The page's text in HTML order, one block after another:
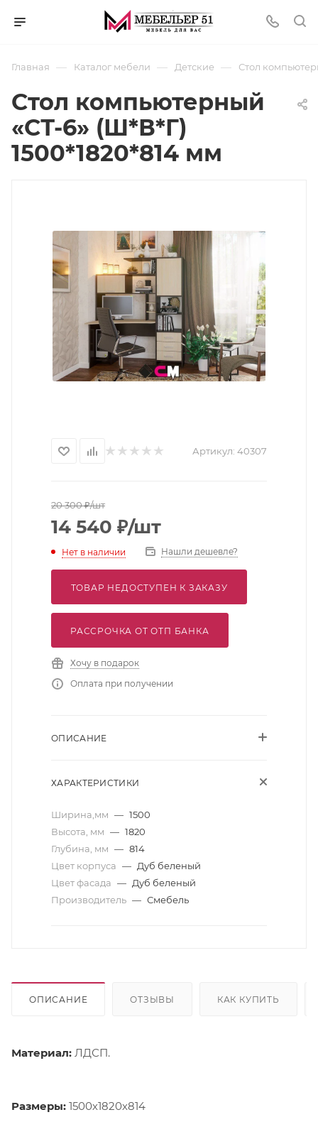
Главная — Каталог мебели — Детские — Стол
Стол компьютерный
«СТ-6» (Ш*В*Г)
1500*1820*814 мм
Артикул: 40307
20 300₽/шт
14 540 ₽/шт
Нет в наличии Нашли дешевле?
ТОВАР НЕДОСТУПЕН К ЗАКАЗУ
РАССРОЧКА ОТ ОТП БАНКА
Хочу в подарок
Оплата при получении
ОПИСАНИЕ
ХАРАКТЕРИСТИКИ
Ширина,мм — 1500
Высота, мм — 1820
Глубина, мм — 814
Цвет корпуса — Дуб беленый
Цвет фасада — Дуб беленый
Производитель — Смебель
ОПИСАНИЕ ОТЗЫВЫ КАК КУПИТЬ
Материал: ЛДСП.
Paзмеры: 1500х1820х814